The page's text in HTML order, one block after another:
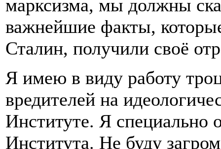
марксизма, мы должны
важнейшие факты,
Сталин, получили своё
Я имею в виду работу
вредителей на
Институте. Я специально
Института. Не буду